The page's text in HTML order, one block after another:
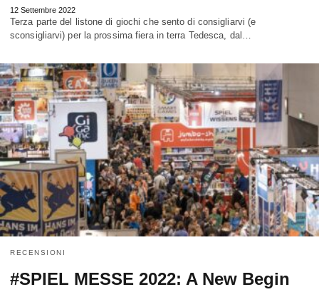
12 Settembre 2022
Terza parte del listone di giochi che sento di consigliarvi (e
sconsigliarvi) per la prossima fiera in terra Tedesca, dal…
RECENSIONI
#SPIEL MESSE 2022: A New Begin